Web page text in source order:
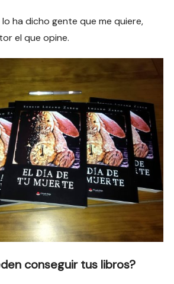
ha dicho gente que me quiere,
el que opine.
conseguir tus libros?